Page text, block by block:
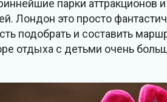
парки
Лондон это просто
подобрать и составить
отдыха с детьми очень